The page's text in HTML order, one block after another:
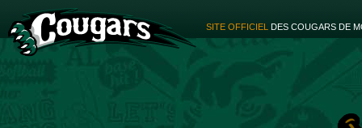
SITE OFFICIEL DES COUGARS DE